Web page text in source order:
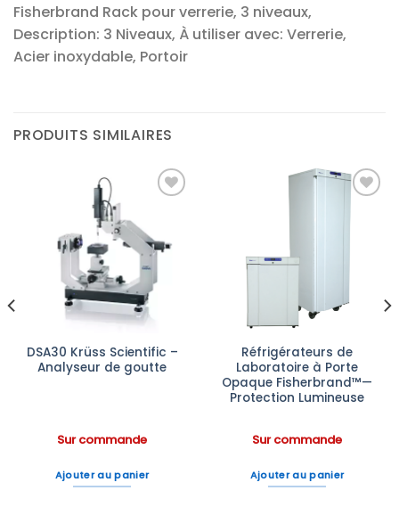
Fisherbrand Rack pour verrerie, 3 niveaux,
Description: 3 Niveaux, À utiliser avec: Verrerie,
Acier inoxydable, Portoir
PRODUITS SIMILAIRES
Ajouter
à la liste
d’envies
DSA30 Krüss Scientific –
Analyseur de goutte
Sur commande
Ajouter au panier
Réfrigérateurs de
Laboratoire à Porte
Opaque Fisherbrand™—
Protection Lumineuse
Sur commande
Ajouter au panier